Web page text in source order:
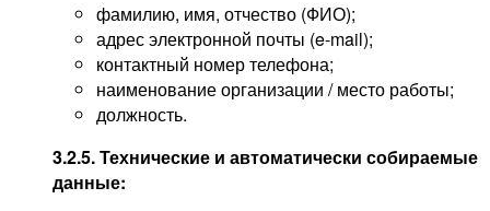
фамилию, имя, отчество (ФИО);
адрес электронной почты (e-mail);
контактный номер телефона;
наименование организации / место работы;
должность.
3.2.5. Технические и автоматически собираемые
данные: